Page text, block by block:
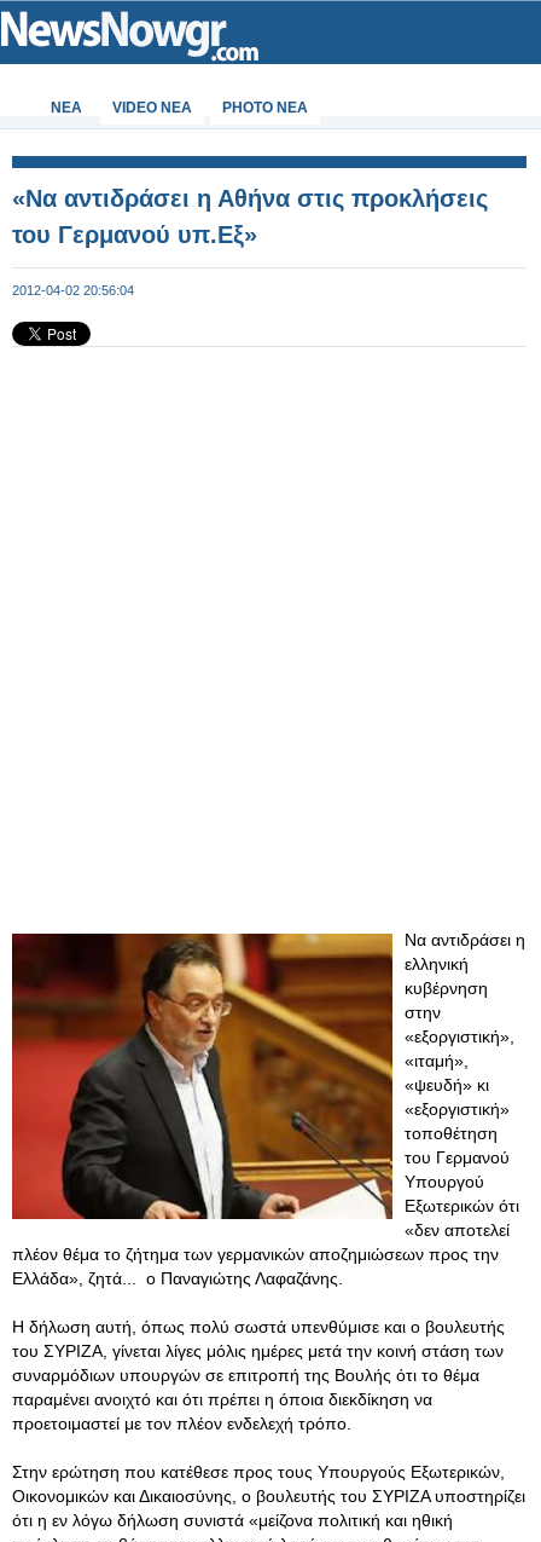
ΝΕΑ VIDEO NEA PHOTO NEA
«Να αντιδράσει η Αθήνα στις προκλήσεις
του Γερμανού υπ.Εξ»
2012-04-02 20:56:04
Να αντιδράσει η
ελληνική
κυβέρνηση
στην
«εξοργιστική»,
«ιταμή»,
«ψευδή» κι
«εξοργιστική»
τοποθέτηση
του Γερμανού
Υπουργού
Εξωτερικών ότι
«δεν αποτελεί
πλέον θέμα το ζήτημα των γερμανικών αποζημιώσεων προς την
Ελλάδα», ζητά... ο Παναγιώτης Λαφαζάνης.
Η δήλωση αυτή, όπως πολύ σωστά υπενθύμισε και ο βουλευτής
του ΣΥΡΙΖΑ, γίνεται λίγες μόλις ημέρες μετά την κοινή στάση των
συναρμόδιων υπουργών σε επιτροπή της Βουλής ότι το θέμα
παραμένει ανοιχτό και ότι πρέπει η όποια διεκδίκηση να
προετοιμαστεί με τον πλέον ενδελεχή τρόπο.
Στην ερώτηση που κατέθεσε προς τους Υπουργούς Εξωτερικών,
Οικονομικών και Δικαιοσύνης, ο βουλευτής του ΣΥΡΙΖΑ υποστηρίζει
ότι η εν λόγω δήλωση συνιστά «μείζονα πολιτική και ηθική